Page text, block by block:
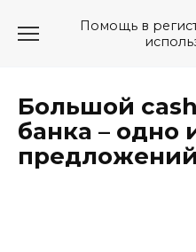
Помощь в
Большой
банка – одно
предложений